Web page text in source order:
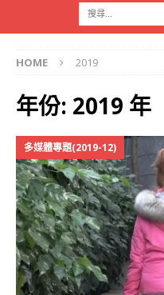
HOME 2019
年份: 2019 年
多媒體專題(2019-12)